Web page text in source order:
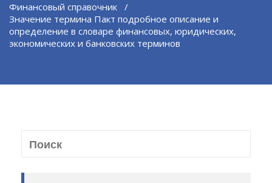
Финансовый справочник /
Значение термина Пакт подробное описание и
определение в словаре финансовых, юридических,
экономических и банковских терминов